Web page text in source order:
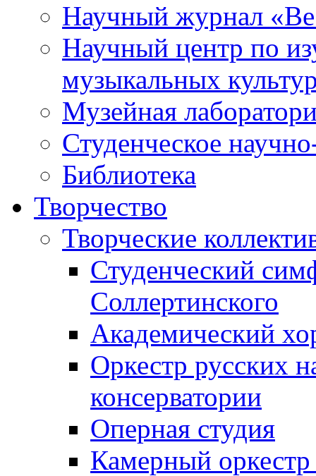
Научный журнал
Научный центр по
музыкальных
Музейная
Студенческое
Библиотека
Творчество
Творческие
Студенческий
Соллертинского
Академический
Оркестр русских
консерватории
Оперная студия
Камерный оркестр